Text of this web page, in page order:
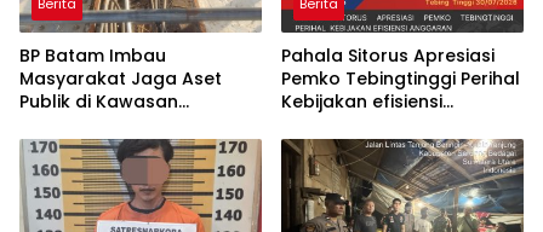
BP Batam Imbau
Masyarakat Jaga Aset
Publik di Kawasan
Pahala Sitorus Apresiasi
Pemko Tebingtinggi Perihal
Kebijakan efisiensi